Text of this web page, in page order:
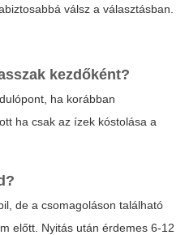
válsz a választásban.
kezdőként?
ha korábban
ha csak az ízek kóstolása a
de a csomagoláson található
előtt. Nyitás után érdemes 6-12